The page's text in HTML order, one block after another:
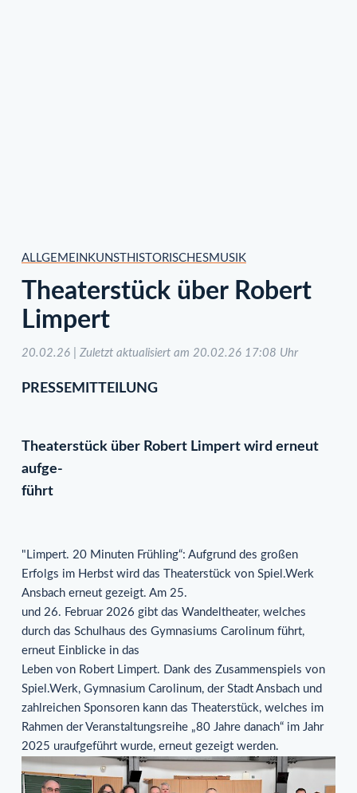
ALLGEMEIN KUNST HISTORISCHESMUSIK
Theaterstück über Robert
Limpert
20.02.26 | Zuletzt aktualisiert am 20.02.26 17:08 Uhr
PRESSEMITTEILUNG
Theaterstück über Robert Limpert wird erneut
aufge-
führt
"Limpert. 20 Minuten Frühling“: Aufgrund des großen
Erfolgs im Herbst wird das Theaterstück von Spiel.Werk
Ansbach erneut gezeigt. Am 25.
und 26. Februar 2026 gibt das Wandeltheater, welches
durch das Schulhaus des Gymnasiums Carolinum führt,
erneut Einblicke in das
Leben von Robert Limpert. Dank des Zusammenspiels von
Spiel.Werk, Gymnasium Carolinum, der Stadt Ansbach und
zahlreichen Sponsoren kann das Theaterstück, welches im
Rahmen der Veranstaltungsreihe „80 Jahre danach“ im Jahr
2025 uraufgeführt wurde, erneut gezeigt werden.